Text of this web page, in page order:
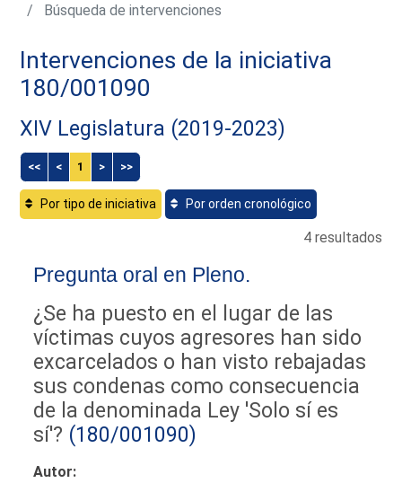
Búsqueda de intervenciones
Intervenciones de la iniciativa
180/001090
XIV Legislatura (2019-2023)
<< < 1 > >>
Por tipo de iniciativa Por orden cronológico
4 resultados
Pregunta oral en Pleno.
¿Se ha puesto en el lugar de las
víctimas cuyos agresores han sido
excarcelados o han visto rebajadas
sus condenas como consecuencia
de la denominada Ley 'Solo sí es
sí'? (180/001090)
Autor: